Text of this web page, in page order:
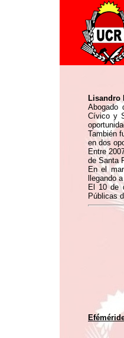
Lisandro
Abogado
Cívico y
También
en dos
Entre
de Santa
En el
llegando
El 10 de
Públicas